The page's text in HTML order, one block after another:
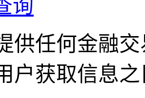
询
供任何金融
户获取信息